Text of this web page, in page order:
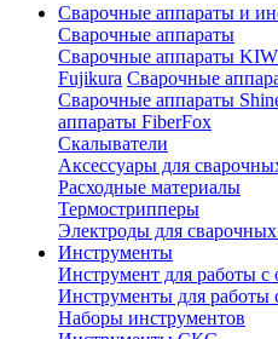
Сварочные аппараты и
Сварочные аппараты
Сварочные аппараты
Fujikura Сварочные
Сварочные аппараты
аппараты FiberFox
Скалыватели
Аксессуары для
Расходные материалы
Термострипперы
Электроды для сварочных
Инструменты
Инструмент для работы с
Инструменты для работы
Наборы инструментов